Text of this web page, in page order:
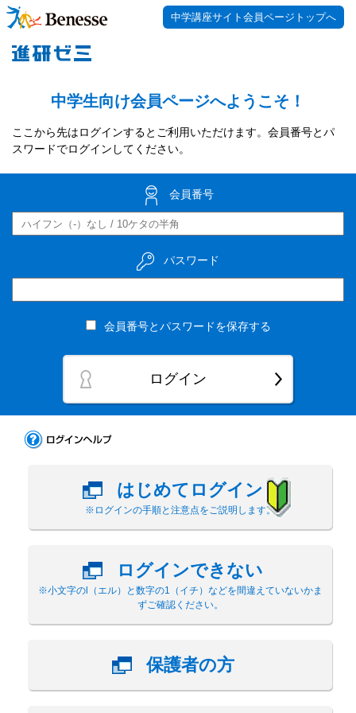
中学講座サイト会員ページトップへ
中学生向け会員ページへようこそ！
ここから先はログインするとご利用いただけます。会員番号とパ
スワードでログインしてください。
会員番号
パスワード
会員番号とパスワードを保存する
ログイン
はじめてログイン
※ログインの手順と注意点をご説明します。
ログインできない
※小文字のl（エル）と数字の1（イチ）などを間違えていないかま
ずご確認ください。
保護者の方